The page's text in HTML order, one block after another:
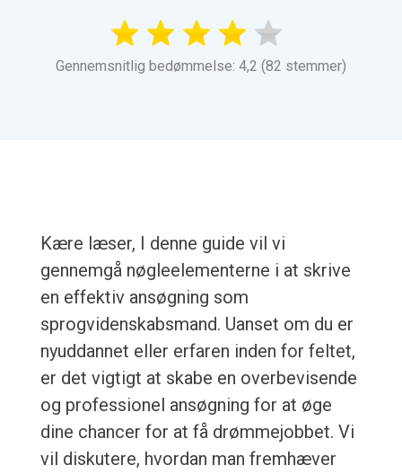
Gennemsnitlig bedømmelse: 4,2 (82 stemmer)
Kære læser, I denne guide vil vi
gennemgå nøgleelementerne i at skrive
en effektiv ansøgning som
sprogvidenskabsmand. Uanset om du er
nyuddannet eller erfaren inden for feltet,
er det vigtigt at skabe en overbevisende
og professionel ansøgning for at øge
dine chancer for at få drømmejobbet. Vi
vil diskutere, hvordan man fremhæver